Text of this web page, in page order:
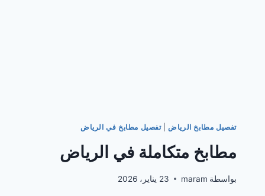
تفصيل مطابخ الرياض|تفصيل مطابخ في الرياض
مطابخ متكاملة في الرياض
بواسطة maram 23 يناير، 2026